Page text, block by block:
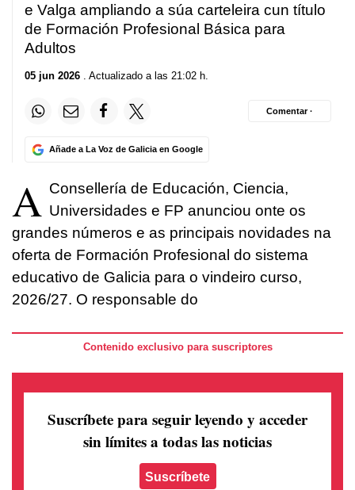
e Valga ampliando a súa carteleira cun título
de Formación Profesional Básica para
Adultos
05 jun 2026 . Actualizado a las 21:02 h.
Añade a La Voz de Galicia en Google
Comentar ·
A Consellería de Educación, Ciencia,
Universidades e FP anunciou onte os
grandes números e as principais novidades na
oferta de Formación Profesional do sistema
educativo de Galicia para o vindeiro curso,
2026/27. O responsable do
Contenido exclusivo para suscriptores
Suscríbete para seguir leyendo y acceder
sin límites a todas las noticias
Suscríbete